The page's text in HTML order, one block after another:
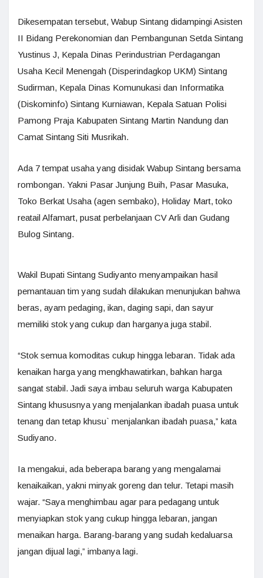
Dikesempatan tersebut, Wabup Sintang didampingi Asisten
II Bidang Perekonomian dan Pembangunan Setda Sintang
Yustinus J, Kepala Dinas Perindustrian Perdagangan
Usaha Kecil Menengah (Disperindagkop UKM) Sintang
Sudirman, Kepala Dinas Komunukasi dan Informatika
(Diskominfo) Sintang Kurniawan, Kepala Satuan Polisi
Pamong Praja Kabupaten Sintang Martin Nandung dan
Camat Sintang Siti Musrikah.
Ada 7 tempat usaha yang disidak Wabup Sintang bersama
rombongan. Yakni Pasar Junjung Buih, Pasar Masuka,
Toko Berkat Usaha (agen sembako), Holiday Mart, toko
reatail Alfamart, pusat perbelanjaan CV Arli dan Gudang
Bulog Sintang.
Wakil Bupati Sintang Sudiyanto menyampaikan hasil
pemantauan tim yang sudah dilakukan menunjukan bahwa
beras, ayam pedaging, ikan, daging sapi, dan sayur
memiliki stok yang cukup dan harganya juga stabil.
“Stok semua komoditas cukup hingga lebaran. Tidak ada
kenaikan harga yang mengkhawatirkan, bahkan harga
sangat stabil. Jadi saya imbau seluruh warga Kabupaten
Sintang khususnya yang menjalankan ibadah puasa untuk
tenang dan tetap khusu` menjalankan ibadah puasa,” kata
Sudiyano.
Ia mengakui, ada beberapa barang yang mengalamai
kenaikaikan, yakni minyak goreng dan telur. Tetapi masih
wajar. “Saya menghimbau agar para pedagang untuk
menyiapkan stok yang cukup hingga lebaran, jangan
menaikan harga. Barang-barang yang sudah kedaluarsa
jangan dijual lagi,” imbanya lagi.